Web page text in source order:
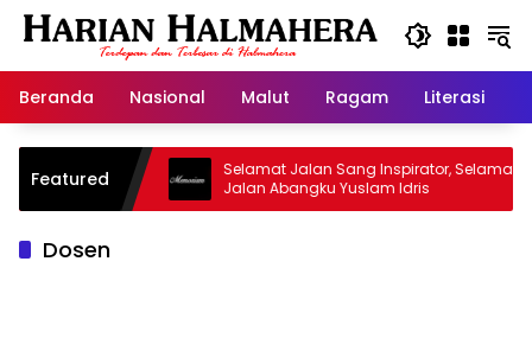
Langsung
Beranda
Nasional Malut Ragam Literasi
Featured
Warisan
Selamat Jalan Sang Inspirator, Selamat
Jalan Abangku Yuslam Idris
Dosen